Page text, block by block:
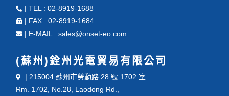
| TEL : 02-8919-1688
| FAX : 02-8919-1684
| E-MAIL : sales@onset-eo.com
(蘇州)銓州光電貿易有限公司
| 215004 蘇州市勞動路 28 號 1702 室
Rm. 1702, No.28, Laodong Rd.,